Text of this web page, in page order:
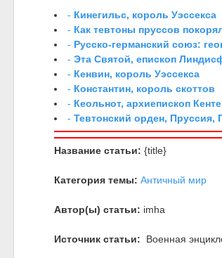
- Кинегильс, король Уэссекса
- Как тевтоны пруссов
- Русско-германский союз:
-Эта Святой, епископ
- Кенвин, король Уэссекса
- Константин, король скоттов
- Кеольнот, архиепископ
-Тевтонский орден, Пруссия,
Название статьи: {title}
Категория темы: Античный мир
Автор(ы) статьи: imha
Источник статьи: Военная